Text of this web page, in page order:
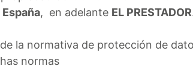
, en adelante EL PRESTADOR
la normativa de protección de
normas